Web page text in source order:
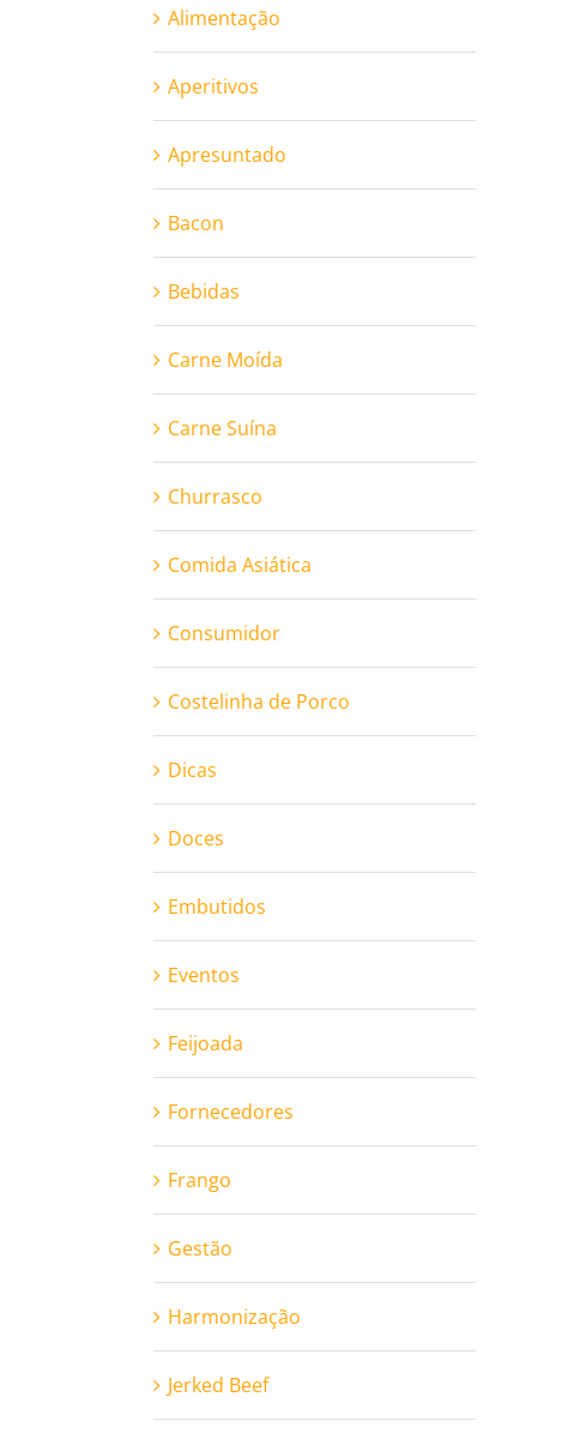
Alimentação
Aperitivos
Apresuntado
Bacon
Bebidas
Carne Moída
Carne Suína
Churrasco
Comida Asiática
Consumidor
Costelinha de Porco
Dicas
Doces
Embutidos
Eventos
Feijoada
Fornecedores
Frango
Gestão
Harmonização
Jerked Beef